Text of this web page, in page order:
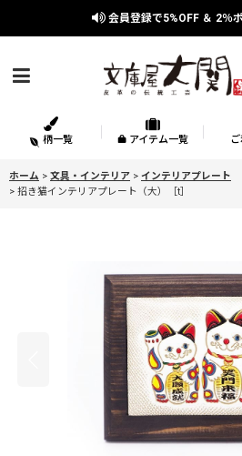
会員登録で5%OFF ＆ 2％
柄一覧 アイテム一覧
ホーム > 文具・インテリア > インテリアプレート
> 招き猫インテリアプレート（大）［t］